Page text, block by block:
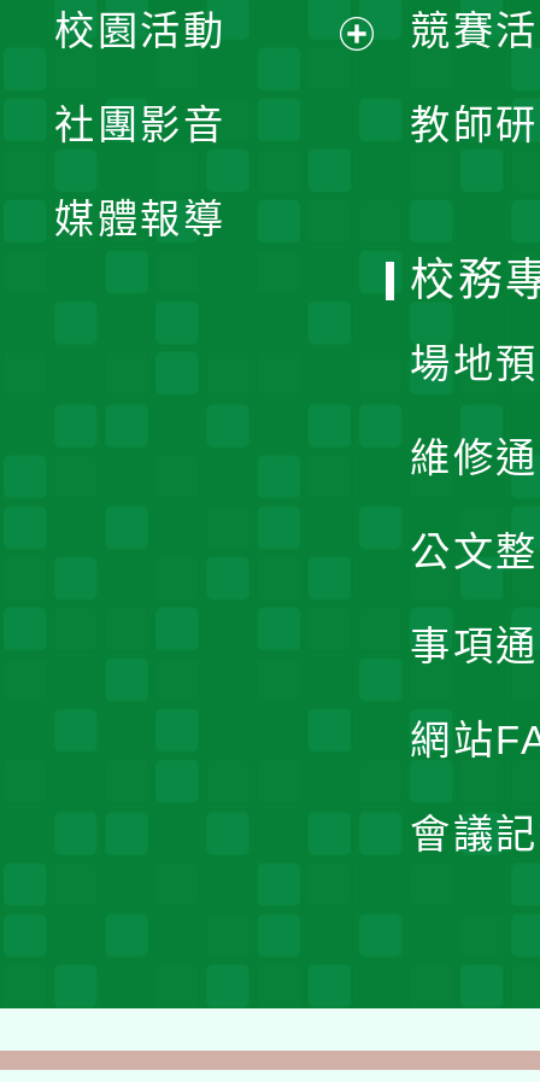
競賽
教師
開
校園活動
社團影音
媒體報導
校務
場地
維修
公文
事項
網站
會議